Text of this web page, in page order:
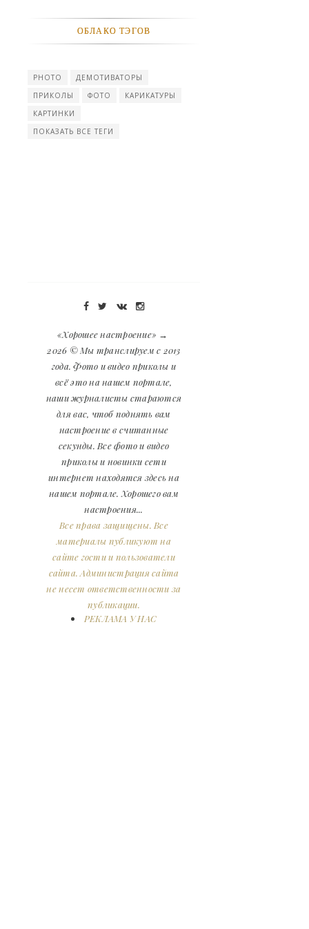
ОБЛАКО ТЭГОВ
PHOTO
ДЕМОТИВАТОРЫ
ПРИКОЛЫ
ФОТО
КАРИКАТУРЫ
КАРТИНКИ
ПОКАЗАТЬ ВСЕ ТЕГИ
«Хорошее настроение» →
2026 © Мы транслируем с 2013
года. Фото и видео приколы и
всё это на нашем портале,
наши журналисты стараются
для вас, чтоб поднять вам
настроение в считанные
секунды. Все фото и видео
приколы и новинки сети
интернет находятся здесь на
нашем портале. Хорошего вам
настроения...
Все права защищены. Все
материалы публикуют на
сайте гости и пользователи
сайта. Администрация сайта
не несет ответственности за
публикации.
РЕКЛАМА У НАС